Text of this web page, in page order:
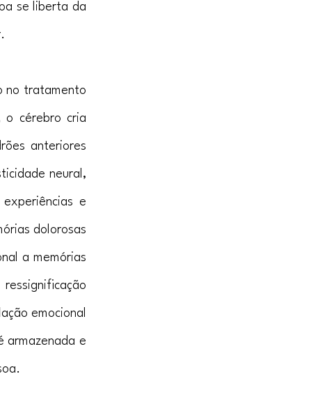
se liberta da
no tratamento
o cérebro cria
anteriores
neural,
e
dolorosas
a memórias
emocional
armazenada e